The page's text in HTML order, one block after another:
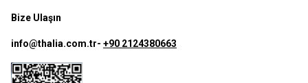
Bize Ulaşın
info@thalia.com.tr- +90 2124380663